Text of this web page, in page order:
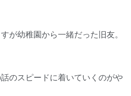
が幼稚園から一緒だった旧友。
のスピードに着いていくのがや